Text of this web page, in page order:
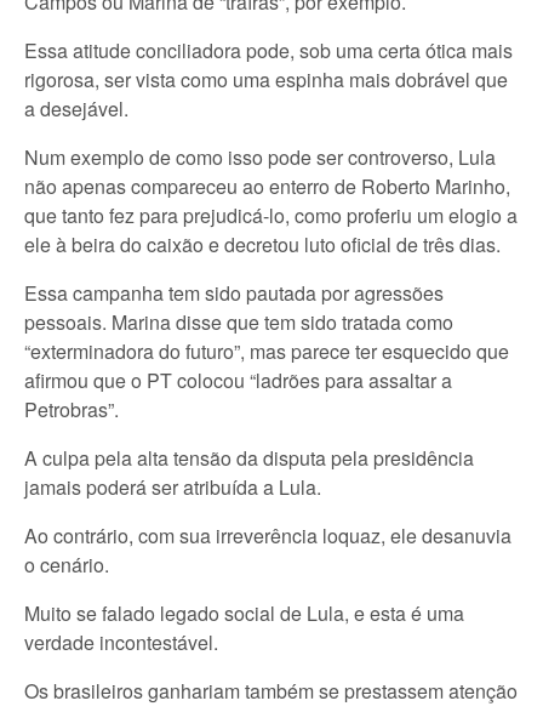
Essa atitude conciliadora pode, sob uma certa ótica mais
rigorosa, ser vista como uma espinha mais dobrável que
a desejável.
Num exemplo de como isso pode ser controverso, Lula
não apenas compareceu ao enterro de Roberto Marinho,
que tanto fez para prejudicá-lo, como proferiu um elogio a
ele à beira do caixão e decretou luto oficial de três dias.
Essa campanha tem sido pautada por agressões
pessoais. Marina disse que tem sido tratada como
“exterminadora do futuro”, mas parece ter esquecido que
afirmou que o PT colocou “ladrões para assaltar a
Petrobras”.
A culpa pela alta tensão da disputa pela presidência
jamais poderá ser atribuída a Lula.
Ao contrário, com sua irreverência loquaz, ele desanuvia
o cenário.
Muito se falado legado social de Lula, e esta é uma
verdade incontestável.
Os brasileiros ganhariam também se prestassem atenção